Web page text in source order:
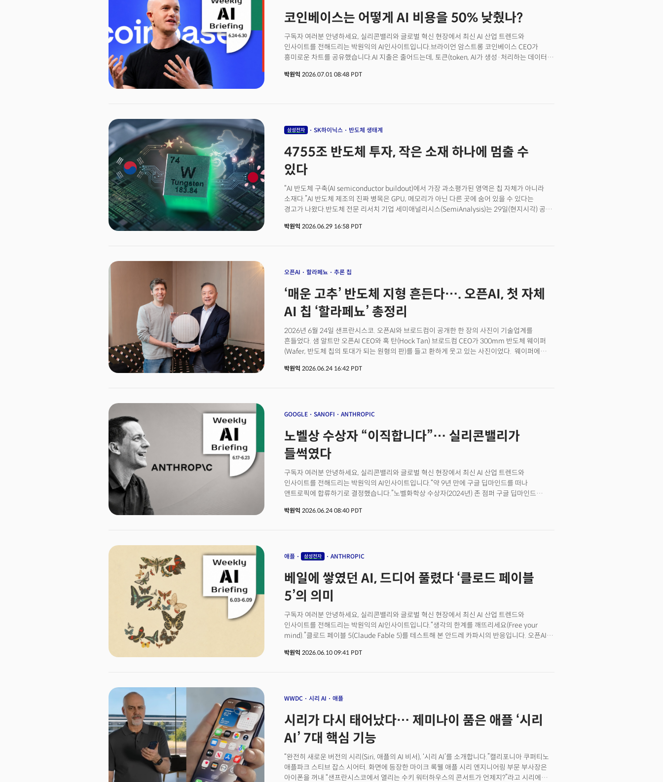
무엇이고 어떻게 리스크를 줄일 수 있도록 해야 할까?
코인베이스는 어떻게 AI 비용을 50% 낮췄나?
구독자 여러분 안녕하세요, 실리콘밸리와 글로벌 혁신 현장에서 최신 AI 산업 트렌드와
인사이트를 전해드리는 박원익의 AI인사이트입니다.브라이언 암스트롱 코인베이스 CEO가
흥미로운 차트를 공유했습니다.AI 지출은 줄어드는데, 토큰(token, AI가 생성·처리하는 데이터의
뜻입니다.
박원익 2026.07.01 08:48 PDT
삼성전자 SK하이닉스 반도체 생태계
4755조 반도체 투자, 작은 소재 하나에 멈출 수
있다
“AI 반도체 구축(AI semiconductor buildout)에서 가장 과소평가된 영역은 칩 자체가 아니라
소재다.”AI 반도체 제조의 진짜 병목은 GPU, 메모리가 아닌 다른 곳에 숨어 있을 수 있다는
경고가 나왔다.반도체 전문 리서치 기업 세미애널리시스(SemiAnalysis)는 29일(현지시각) 공식
육불화텅스텐) 공급망이 무너지고 있다는 것이다. WF₆는 반도체 웨이퍼(반도체 직접회로의
생산이 불가능한 것. 문제는 전 세계 텅스텐 채굴, 정제 및 분말 생산능력(capacity)의 약 80%를
금속 분말 수출량이 전년 동기 대비 약 50% 감소했다”며 “이 데이터는 전 세계 반도체 기업들이
직면하고 있는 가격 압박을 여실히 보여준다”고 분석했다. 공급망 이슈는 메모리 반도체 업계를
이끄는 한국의 삼성전자, SK하이닉스에도 매우 중요한 문제다. 삼성전자와 SK하이닉스가
병목 문제도 해결해 나가야 한다는 게 업계 전문가들의 조언이다.👉왜 전세계 누구도 D램이 AI
병목임을 예측하지 못했나
박원익 2026.06.29 16:58 PDT
오픈AI 할라페뇨 추론 칩
‘매운 고추’ 반도체 지형 흔든다…. 오픈AI, 첫 자체
AI 칩 ‘할라페뇨’ 총정리
2026년 6월 24일 샌프란시스코. 오픈AI와 브로드컴이 공개한 한 장의 사진이 기술업계를
흔들었다. 샘 알트만 오픈AI CEO와 혹 탄(Hock Tan) 브로드컴 CEO가 300mm 반도체 웨이퍼
(Wafer, 반도체 칩의 토대가 되는 원형의 판)를 들고 환하게 웃고 있는 사진이었다. 웨이퍼에
설계한 자체 AI 칩이다.양사의 발표에 따르면 혹 탄 CEO와 찰리 카와스 브로드컴
‘인텔리전스 프로세서(Intelligence Processor)’로 명명, 양사가 함께 구축할 컴퓨트 플랫폼의 첫
모델 개발사가 직접 설계한 칩이라는 점에서 반도체 및 기술 업계 전반에 적지 않은 파장을
불러일으킬 것으로 예측된다.
박원익 2026.06.24 16:42 PDT
GOOGLE SANOFI ANTHROPIC
노벨상 수상자 “이직합니다”… 실리콘밸리가
들썩였다
구독자 여러분 안녕하세요, 실리콘밸리와 글로벌 혁신 현장에서 최신 AI 산업 트렌드와
인사이트를 전해드리는 박원익의 AI인사이트입니다.“약 9년 만에 구글 딥마인드를 떠나
앤트로픽에 합류하기로 결정했습니다.”노벨화학상 수상자(2024년) 존 점퍼 구글 딥마인드
이끌어온 상징적 인물이 경쟁사로 간다는 건 의미가 적지 않습니다. 점퍼 부사장은 박사 학위를
(Transformer)’ 아키텍처 논문의 공동 저자이자 구글 제미나이 개발을 주도한 노암
창립 초기부터 가장 함께 일하고 싶었던 사람이다. 10년이 걸렸다”고 말했을 정도죠.AI 핵심
인력의 이동이 말해주는 것이 있습니다. 최첨단 모델을 보유한, 상장을 준비 중인 오픈AI,
앤트로픽으로 AI 연구의 무게추가 이동하고 있다는 점입니다. 최근 상장으로 직원 400여 명을
실리콘밸리에서 진행 중인 보이지 않는 전쟁이 더 치열해지고 있는 것이죠. 슈퍼 인재는 최첨단
AI 모델 개발을 위한 핵심 조건이며 최첨단 AI 모델에 대한 접근 권한은 새로운 권력이 되고
있습니다. 프런티어 AI 연구소가 독점에 가까운 힘을 갖는 시대. 우리는 어떻게 기회를 찾고,
미래를 설계해야 할까요?
박원익 2026.06.24 08:40 PDT
애플 삼성전자 ANTHROPIC
베일에 쌓였던 AI, 드디어 풀렸다 ‘클로드 페이블
5’의 의미
구독자 여러분 안녕하세요, 실리콘밸리와 글로벌 혁신 현장에서 최신 AI 산업 트렌드와
인사이트를 전해드리는 박원익의 AI인사이트입니다.“생각의 한계를 깨뜨리세요(Free your
mind).”클로드 페이블 5(Claude Fable 5)를 테스트해 본 안드레 카파시의 반응입니다. 오픈AI
드러냈습니다. 영화 매트릭스에 등장하는 대사처럼 페이블 5가 무엇이든 가능하게 만든다는
박원익 2026.06.10 09:41 PDT
WWDC 시리 AI 애플
시리가 다시 태어났다… 제미나이 품은 애플 ‘시리
AI’ 7대 핵심 기능
“완전히 새로운 버전의 시리(Siri, 애플의 AI 비서), ‘시리 AI’를 소개합니다.”캘리포니아 쿠퍼티노
애플파크 스티브 잡스 시어터. 화면에 등장한 마이크 록웰 애플 시리 엔지니어링 부문 부사장은
아이폰을 꺼내 “샌프란시스코에서 열리는 수키 워터하우스의 콘서트가 언제지?”라고 시리에